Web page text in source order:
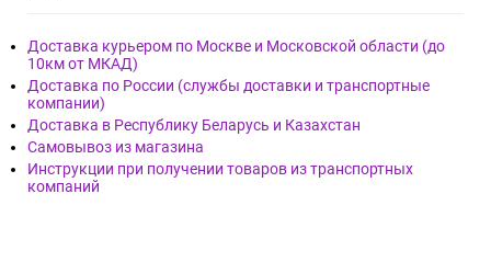
Доставка курьером по Москве и Московской области (до
10км от МКАД)
Доставка по России (службы доставки и транспортные
компании)
Доставка в Республику Беларусь и Казахстан
Самовывоз из магазина
Инструкции при получении товаров из транспортных
компаний